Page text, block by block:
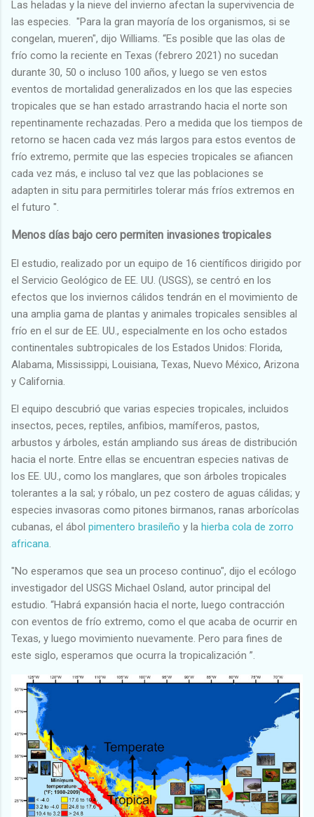
Las heladas y la nieve del invierno afectan la supervivencia de
las especies. "Para la gran mayoría de los organismos, si se
congelan, mueren", dijo Williams. “Es posible que las olas de
frío como la reciente en Texas (febrero 2021) no sucedan
durante 30, 50 o incluso 100 años, y luego se ven estos
eventos de mortalidad generalizados en los que las especies
tropicales que se han estado arrastrando hacia el norte son
repentinamente rechazadas. Pero a medida que los tiempos de
retorno se hacen cada vez más largos para estos eventos de
frío extremo, permite que las especies tropicales se afiancen
cada vez más, e incluso tal vez que las poblaciones se
adapten in situ para permitirles tolerar más fríos extremos en
el futuro ".
Menos días bajo cero permiten invasiones tropicales
El estudio, realizado por un equipo de 16 científicos dirigido por
el Servicio Geológico de EE. UU. (USGS), se centró en los
efectos que los inviernos cálidos tendrán en el movimiento de
una amplia gama de plantas y animales tropicales sensibles al
frío en el sur de EE. UU., especialmente en los ocho estados
continentales subtropicales de los Estados Unidos: Florida,
Alabama, Mississippi, Louisiana, Texas, Nuevo México, Arizona
y California.
El equipo descubrió que varias especies tropicales, incluidos
insectos, peces, reptiles, anfibios, mamíferos, pastos,
arbustos y árboles, están ampliando sus áreas de distribución
hacia el norte. Entre ellas se encuentran especies nativas de
los EE. UU., como los manglares, que son árboles tropicales
tolerantes a la sal; y róbalo, un pez costero de aguas cálidas; y
especies invasoras como pitones birmanos, ranas arborícolas
cubanas, el ábol pimentero brasileño y la hierba cola de zorro
africana
"No esperamos que sea un proceso continuo", dijo el ecólogo
investigador del USGS Michael Osland, autor principal del
estudio. “Habrá expansión hacia el norte, luego contracción
con eventos de frío extremo, como el que acaba de ocurrir en
Texas, y luego movimiento nuevamente. Pero para fines de
este siglo, esperamos que ocurra la tropicalización ”.